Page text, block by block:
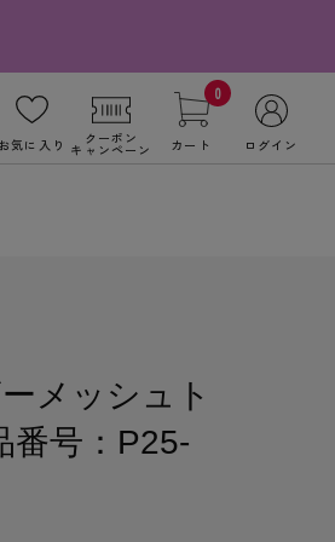
お気に入り クーポン
キャンペーン
0
カート ログイン
メッシュト
番号：P25-